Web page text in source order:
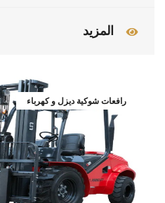
المزيد
رافعات شوكية ديزل و كهرباء